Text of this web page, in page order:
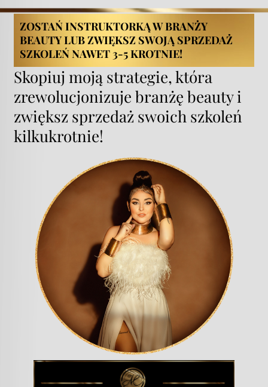
ZOSTAŃ INSTRUKTORKĄ W BRANŻY
BEAUTY LUB ZWIĘKSZ SWOJĄ SPRZEDAŻ
SZKOLEŃ NAWET 3-5 KROTNIE!
Skopiuj moją strategie, która
zrewolucjonizuje branżę beauty i
zwiększ sprzedaż swoich szkoleń
kilkukrotnie!